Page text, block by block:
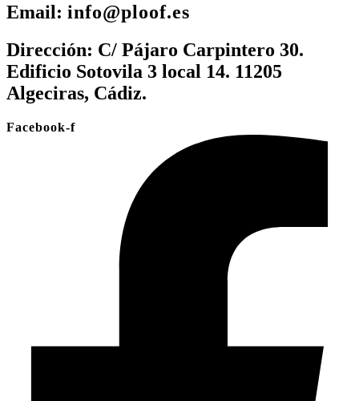
Email: info@ploof.es
Dirección: C/ Pájaro Carpintero 30.
Edificio Sotovila 3 local 14. 11205
Algeciras, Cádiz.
Facebook-f